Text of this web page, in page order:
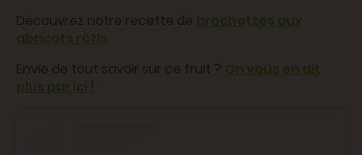
Découvrez notre recette de brochettes aux
abricots rôtis.
Envie de tout savoir sur ce fruit ? On vous en dit
plus par ici !